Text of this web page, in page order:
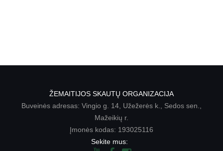
ŽEMAITIJOS SKAUTŲ ORGANIZACIJA
Buveinės adresas: Vingio g. 14, Užežerės k., Sedos sen.,
Mažeikių r.
Įmonės kodas: 193025116
Sekite mus: